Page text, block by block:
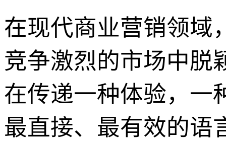
在现代商业营销领域
竞争激烈的市场中脱
在传递一种体验，一
最直接、最有效的语